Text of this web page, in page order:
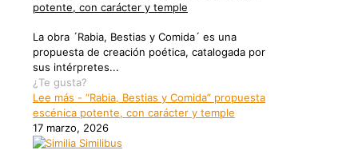
potente, con carácter y temple
La obra ´Rabia, Bestias y Comida´ es una
propuesta de creación poética, catalogada por
sus intérpretes...
¿Te gusta?
Lee más - “Rabia, Bestias y Comida” propuesta
escénica potente, con carácter y temple
17 marzo, 2026